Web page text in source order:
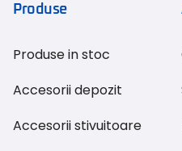
Produse
Produse in stoc
Accesorii depozit
Accesorii stivuitoare